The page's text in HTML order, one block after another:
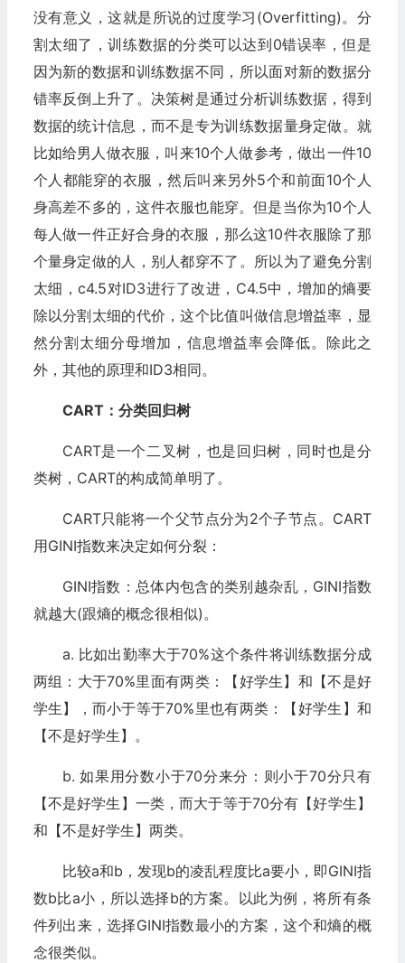
没有意义，这就是所说的过度学习(Overfitting)。分
割太细了，训练数据的分类可以达到0错误率，但是
因为新的数据和训练数据不同，所以面对新的数据分
错率反倒上升了。决策树是通过分析训练数据，得到
数据的统计信息，而不是专为训练数据量身定做。就
比如给男人做衣服，叫来10个人做参考，做出一件10
个人都能穿的衣服，然后叫来另外5个和前面10个人
身高差不多的，这件衣服也能穿。但是当你为10个人
每人做一件正好合身的衣服，那么这10件衣服除了那
个量身定做的人，别人都穿不了。所以为了避免分割
太细，c4.5对ID3进行了改进，C4.5中，增加的熵要
除以分割太细的代价，这个比值叫做信息增益率，显
然分割太细分母增加，信息增益率会降低。除此之
外，其他的原理和ID3相同。
CART：分类回归树
CART是一个二叉树，也是回归树，同时也是分
类树，CART的构成简单明了。
CART只能将一个父节点分为2个子节点。CART
用GINI指数来决定如何分裂：
GINI指数：总体内包含的类别越杂乱，GINI指数
就越大(跟熵的概念很相似)。
a. 比如出勤率大于70%这个条件将训练数据分成
两组：大于70%里面有两类：【好学生】和【不是好
学生】，而小于等于70%里也有两类：【好学生】和
【不是好学生】。
b. 如果用分数小于70分来分：则小于70分只有
【不是好学生】一类，而大于等于70分有【好学生】
和【不是好学生】两类。
比较a和b，发现b的凌乱程度比a要小，即GINI指
数b比a小，所以选择b的方案。以此为例，将所有条
件列出来，选择GINI指数最小的方案，这个和熵的概
念很类似。